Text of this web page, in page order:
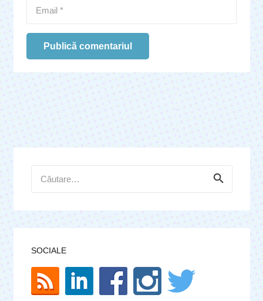
Publică comentariul
după:
SOCIALE